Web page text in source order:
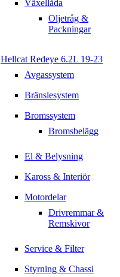
Växellåda
Oljetråg &
Packningar
Hellcat Redeye 6.2L 19-23
Avgassystem
Bränslesystem
Bromssystem
Bromsbelägg
El & Belysning
Kaross & Interiör
Motordelar
Drivremmar &
Remskivor
Service & Filter
Styrning & Chassi